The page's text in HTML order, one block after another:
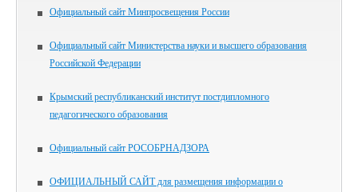
Официальный сайт Минпросвещения России
Официальный сайт Министерства науки и высшего образования
Российской Федерации
Крымский республиканский институт постдипломного
педагогического образования
Официальный сайт РОСОБРНАДЗОРА
ОФИЦИАЛЬНЫЙ САЙТ для размещения информации о